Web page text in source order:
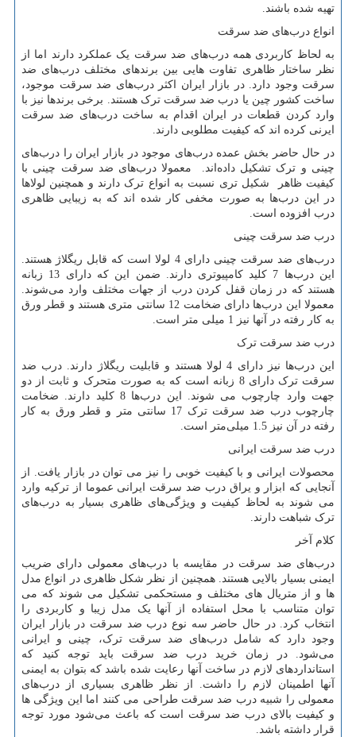
تهیه شده باشند.
انواع دربهای ضد سرقت
به لحاظ کاربردی همه دربهای ضد سرقت یک عملکرد دارند اما از
نظر ساختار ظاهری تفاوت هایی بین برندهای مختلف دربهای ضد
سرقت وجود دارد. در بازار ایران اکثر دربهای ضد سرقت موجود،
ساخت کشور چین یا درب ضد سرقت ترک هستند. برخی برندها نیز با
وارد کردن قطعات در ایران اقدام به ساخت دربهای ضد سرقت
ایرنی کرده اند که کیفیت مطلوبی دارند.
در حال حاضر بخش عمده دربهای موجود در بازار ایران را دربهای
چینی و ترک تشکیل داده اند. معمولا دربهای ضد سرقت چینی با
کیفیت ظاهر شکیل تری نسبت به انواع ترک دارند و همچنین لولاها
در این دربها به صورت مخفی کار شده اند که به زیبایی ظاهری
درب افزوده است.
درب ضد سرقت چینی
درب
های ضد سرقت چینی دارای 4 لولا است که قابل ریگلاژ هستند.
این درب
ها 7 کلید کامپیوتری دارند. ضمن این که دارای 13 زبانه
هستند که در زمان قفل کردن درب از جهات مختلف وارد میشوند.
معمولا این درب
ها دارای ضخامت 12 سانتی متری هستند و قطر ورق
به کار رفته در آنها نیز 1 میلی متر است.
درب ضد سرقت ترک
این درب
ها نیز دارای 4 لولا هستند و قابلیت ریگلاژ دارند. درب ضد
سرقت ترک دارای 8 زبانه است که به صورت متحرک و ثابت از دو
جهت وارد چارچوب می شوند. این درب
ها 8 کلید دارند. ضخامت
چارچوب درب ضد سرقت ترک 17 سانتی متر و قطر ورق به کار
رفته در آن نیز 1.5 میلی
متر است.
درب ضد سرقت ایرانی
محصولات ایرانی و با کیفیت خوبی را نیز می توان در بازار یافت. از
آنجایی که ابزار و یراق درب ضد سرقت ایرانی عموما از ترکیه وارد
می شوند به لحاظ کیفیت و ویژگیهای ظاهری بسیار به دربهای
ترک شباهت دارند.
کلام آخر
دربهای ضد سرقت در مقایسه با دربهای معمولی دارای ضریب
ایمنی بسیار بالایی هستند. همچنین از نظر شکل ظاهری در انواع مدل
ها و از متریال های مختلف و مستحکمی تشکیل می شوند که می
توان متناسب با محل استفاده از آنها یک مدل زیبا و کاربردی را
انتخاب کرد. در حال حاضر سه نوع درب ضد سرقت در بازار ایران
وجود دارد که شامل دربهای ضد سرقت ترک، چینی و ایرانی
میشود. در زمان خرید درب ضد سرقت باید توجه کنید که
استانداردهای لازم در ساخت آنها رعایت شده باشد که بتوان به ایمنی
آنها اطمینان لازم را داشت. از نظر ظاهری بسیاری از دربهای
معمولی را شبیه درب ضد سرقت طراحی می کنند اما این ویژگی ها
و کیفیت بالای درب ضد سرقت است که باعث میشود مورد توجه
قرار داشته باشد.